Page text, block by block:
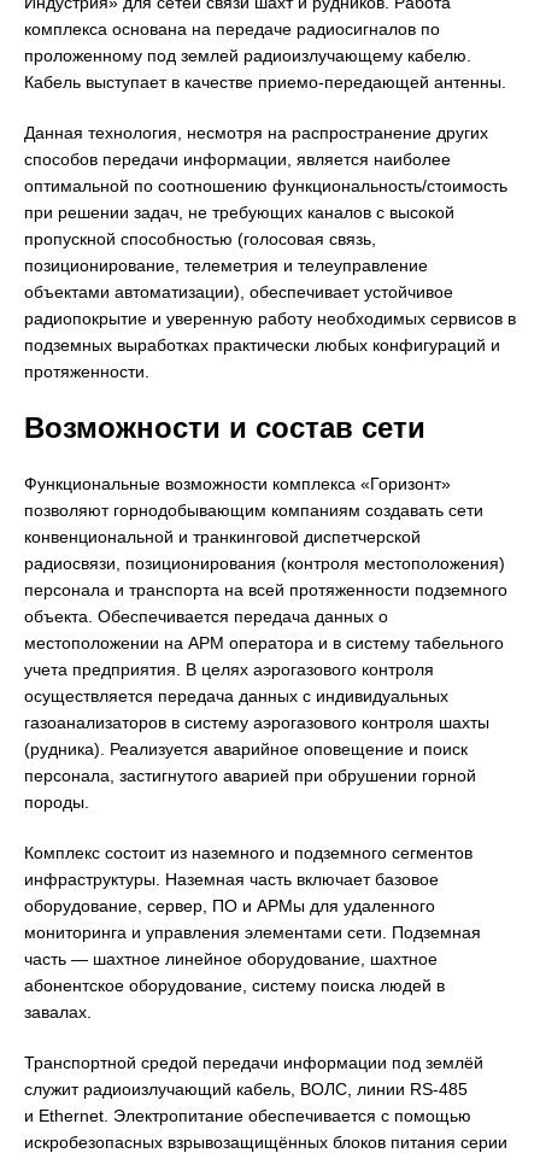
комплекса основана на передаче радиосигналов по
проложенному под землей радиоизлучающему кабелю.
Кабель выступает в качестве приемо-передающей антенны.
Данная технология, несмотря на распространение других
способов передачи информации, является наиболее
оптимальной по соотношению функциональность/стоимость
при решении задач, не требующих каналов с высокой
пропускной способностью (голосовая связь,
позиционирование, телеметрия и телеуправление
объектами автоматизации), обеспечивает устойчивое
радиопокрытие и уверенную работу необходимых сервисов в
подземных выработках практически любых конфигураций и
протяженности.
Возможности и состав сети
Функциональные возможности комплекса «Горизонт»
позволяют горнодобывающим компаниям создавать сети
конвенциональной и транкинговой диспетчерской
радиосвязи, позиционирования (контроля местоположения)
персонала и транспорта на всей протяженности подземного
объекта. Обеспечивается передача данных о
местоположении на АРМ оператора и в систему табельного
учета предприятия. В целях аэрогазового контроля
осуществляется передача данных с индивидуальных
газоанализаторов в систему аэрогазового контроля шахты
(рудника). Реализуется аварийное оповещение и поиск
персонала, застигнутого аварией при обрушении горной
породы.
Комплекс состоит из наземного и подземного сегментов
инфраструктуры. Наземная часть включает базовое
оборудование, сервер, ПО и АРМы для удаленного
мониторинга и управления элементами сети. Подземная
часть — шахтное линейное оборудование, шахтное
абонентское оборудование, систему поиска людей в
завалах.
Транспортной средой передачи информации под землёй
служит радиоизлучающий кабель, ВОЛС, линии RS-485
и Ethernet. Электропитание обеспечивается с помощью
искробезопасных взрывозащищённых блоков питания серии